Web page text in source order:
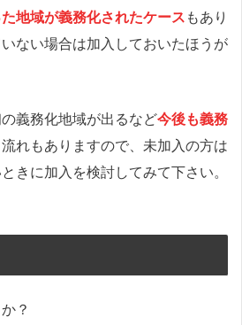
地域が義務化されたケース もあり
ない場合は加入しておいたほうが
義務化地域が出るなど今後も義務
流れもありますので、未加入の方は
きに加入を検討してみて下さい。
？